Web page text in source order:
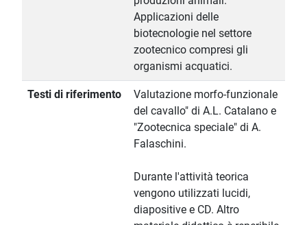
Applicazioni delle
biotecnologie nel settore
zootecnico compresi gli
organismi acquatici.
Testi di riferimento
Valutazione morfo-funzionale
del cavallo" di A.L. Catalano e
"Zootecnica speciale" di A.
Falaschini.
Durante l'attività teorica
vengono utilizzati lucidi,
diapositive e CD. Altro